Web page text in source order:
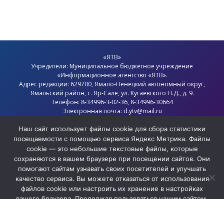
«ЯТВ»
Учредители: Муниципальное бюджетное учреждение
«Информационное агентство «ЯТВ».
Адрес редакции: 629700, Ямало-Ненецкий автономный округ,
Ямальский район, с. Яр-Сале, ул. Кугаевского Н.Д., д. 9.
Телефон: 8-34996-3-02-36, 8-34996-30664
Электронная почта: d.ytv@mail.ru
Политика конфиденциальности
Наш сайт использует файлы cookie для сбора статистики
посещаемости с помощью сервиса Яндекс Метрика. Файлы
cookie — это небольшие текстовые файлы, которые
сохраняются в вашем браузере при посещении сайтов. Они
помогают сайтам узнавать своих посетителей и улучшать
качество сервиса. Вы можете отказаться от использования
файлов cookie или настроить их хранение в настройках